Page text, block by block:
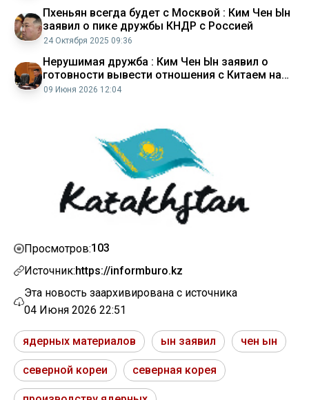
Пхеньян всегда будет с Москвой : Ким Чен Ын
заявил о пике дружбы КНДР с Россией
24 Октября 2025 09:36
Нерушимая дружба : Ким Чен Ын заявил о
готовности вывести отношения с Китаем на
новый уровень
09 Июня 2026 12:04
Просмотров:103
Источник:https://informburo.kz
Эта новость заархивирована с источника
04 Июня 2026 22:51
ядерных материалов ын заявил чен ын
северной кореи северная корея